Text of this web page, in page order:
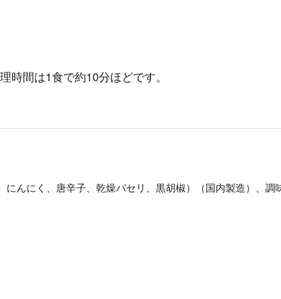
時間は1食で約10分ほどです。
にんにく、唐辛子、乾燥パセリ、黒胡椒）（国内製造）、調